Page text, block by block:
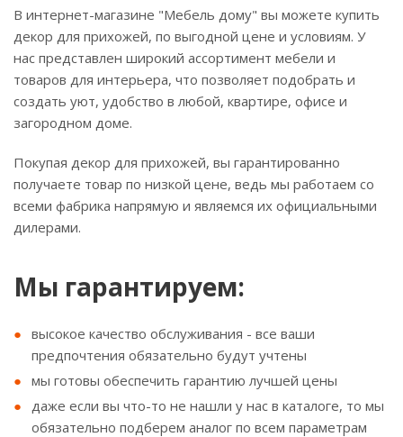
В интернет-магазине "Мебель дому" вы можете купить
декор для прихожей, по выгодной цене и условиям. У
нас представлен широкий ассортимент мебели и
товаров для интерьера, что позволяет подобрать и
создать уют, удобство в любой, квартире, офисе и
загородном доме.
Покупая декор для прихожей, вы гарантированно
получаете товар по низкой цене, ведь мы работаем со
всеми фабрика напрямую и являемся их официальными
дилерами.
Мы гарантируем:
высокое качество обслуживания - все ваши
предпочтения обязательно будут учтены
мы готовы обеспечить гарантию лучшей цены
даже если вы что-то не нашли у нас в каталоге, то мы
обязательно подберем аналог по всем параметрам